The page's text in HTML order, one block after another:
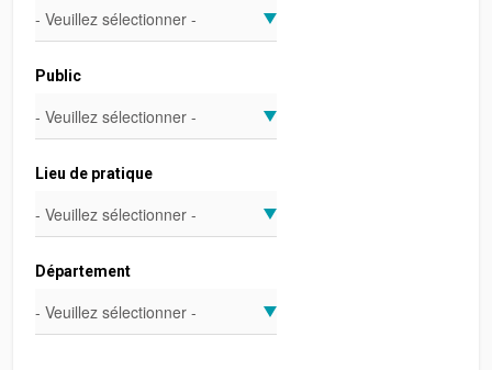
Public
Lieu de pratique
Département